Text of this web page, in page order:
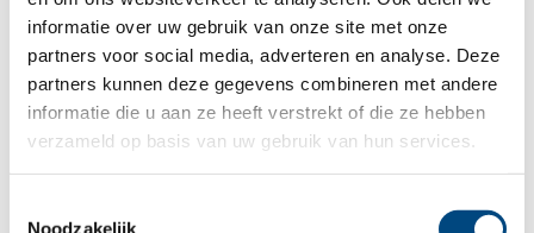
informatie over uw gebruik van onze site met onze
partners voor social media, adverteren en analyse. Deze
partners kunnen deze gegevens combineren met andere
informatie die u aan ze heeft verstrekt of die ze hebben
verzameld op basis van uw gebruik van hun services.
Noodzakelijk